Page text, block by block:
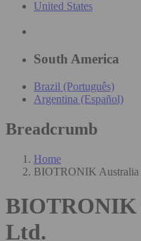
United States
South America
Brazil (Português)
Argentina (Español)
Breadcrumb
Home
BIOTRONIK Australia
BIOTRONIK
Ltd.